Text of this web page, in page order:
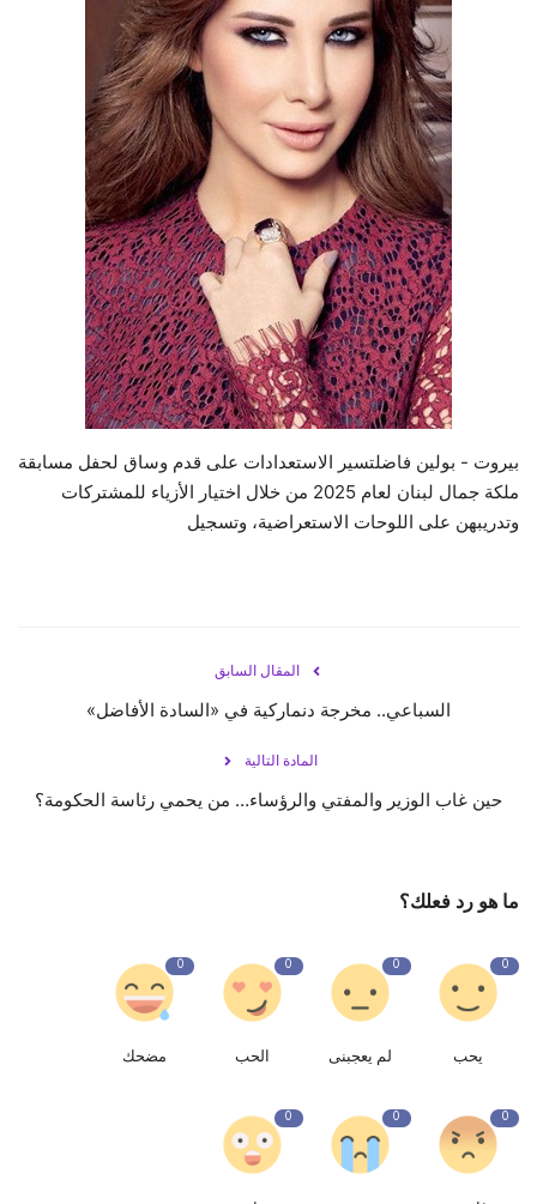
بيروت - بولين فاضلتسير الاستعدادات على قدم وساق لحفل مسابقة
ملكة جمال لبنان لعام 2025 من خلال اختيار الأزياء للمشتركات
وتدريبهن على اللوحات الاستعراضية، وتسجيل
المقال السابق
السباعي.. مخرجة دنماركية في «السادة الأفاضل»
المادة التالية
حين غاب الوزير والمفتي والرؤساء… من يحمي رئاسة الحكومة؟
ما هو رد فعلك؟
0
يحب
0
لم يعجبنى
0
الحب
0
مضحك
0
0
0